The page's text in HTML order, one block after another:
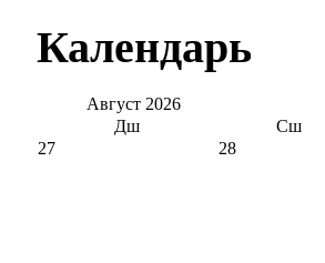
Календарь
Август 2026
Дш
Сш
27
28